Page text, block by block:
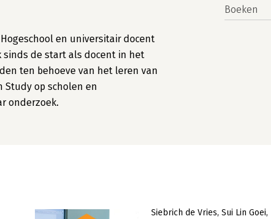
en universitair docent
sinds de start als docent in het
ten behoeve van het leren van
Study op scholen en
onderzoek.
Boeken
Siebrich de Vries Sui Lin Goei